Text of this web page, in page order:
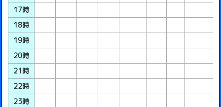
17時
18時
19時
20時
21時
22時
23時